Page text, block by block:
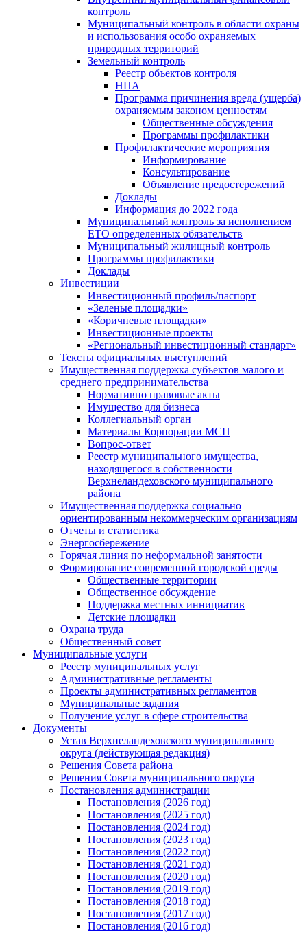
контроль
Муниципальный контроль в области охраны
и использования особо охраняемых
природных территорий
Земельный контроль
Реестр объектов контроля
НПА
Программа причинения вреда (ущерба)
охраняемым законом ценностям
Общественные обсуждения
Программы профилактики
Профилактические мероприятия
Информирование
Консультирование
Объявление предостережений
Доклады
Информация до 2022 года
Муниципальный контроль за исполнением
ЕТО определенных обязательств
Муниципальный жилищный контроль
Программы профилактики
Доклады
Инвестиции
Инвестиционный профиль/паспорт
«Зеленые площадки»
«Коричневые площадки»
Инвестиционные проекты
«Региональный инвестиционный стандарт»
Тексты официальных выступлений
Имущественная поддержка субъектов малого и
среднего предпринимательства
Нормативно правовые акты
Имущество для бизнеса
Коллегиальный орган
Материалы Корпорации МСП
Вопрос-ответ
Реестр муниципального имущества,
находящегося в собственности
Верхнеландеховского муниципального
района
Имущественная поддержка социально
ориентированным некоммерческим организациям
Отчеты и статистика
Энергосбережение
Горячая линия по неформальной занятости
Формирование современной городской среды
Общественные территории
Общественное обсуждение
Поддержка местных иннициатив
Детские площадки
Охрана труда
Общественный совет
Муниципальные услуги
Реестр муниципальных услуг
Административные регламенты
Проекты административных регламентов
Муниципальные задания
Получение услуг в сфере строительства
Документы
Устав Верхнеландеховского муниципального
округа (действующая редакция)
Решения Совета района
Решения Совета муниципального округа
Постановления администрации
Постановления (2026 год)
Постановления (2025 год)
Постановления (2024 год)
Постановления (2023 год)
Постановления (2022 год)
Постановления (2021 год)
Постановления (2020 год)
Постановления (2019 год)
Постановления (2018 год)
Постановления (2017 год)
Постановления (2016 год)